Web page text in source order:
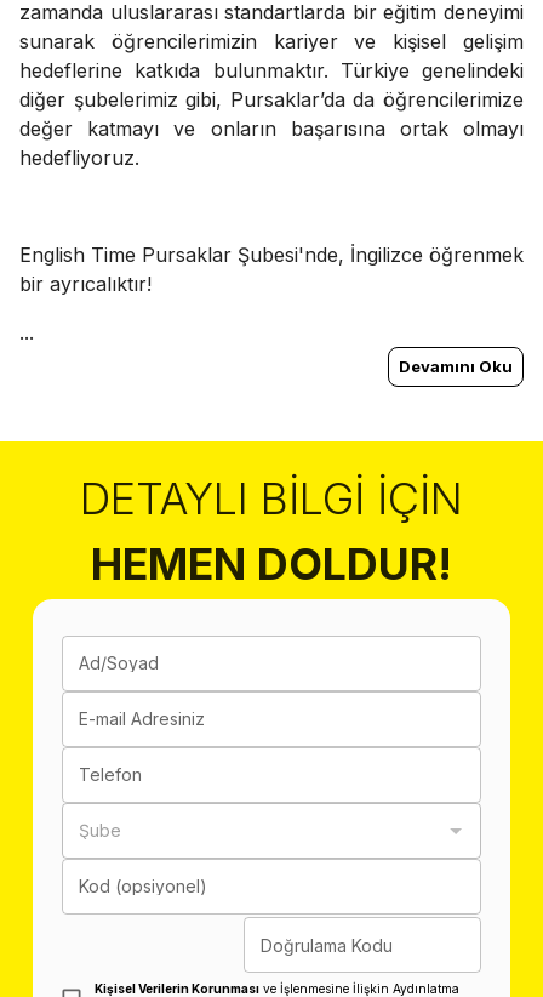
zamanda uluslararası standartlarda bir eğitim deneyimi
sunarak öğrencilerimizin kariyer ve kişisel gelişim
hedeflerine katkıda bulunmaktır. Türkiye genelindeki
diğer şubelerimiz gibi, Pursaklar’da da öğrencilerimize
değer katmayı ve onların başarısına ortak olmayı
hedefliyoruz.
English Time Pursaklar Şubesi'nde, İngilizce öğrenmek
bir ayrıcalıktır!
...
Devamını Oku
DETAYLI BILGI İÇIN
HEMEN DOLDUR!
Ad/Soyad
E-mail Adresiniz
Telefon
Şube
Kod (opsiyonel)
Doğrulama Kodu
Kişisel Verilerin Korunması ve İşlenmesine İlişkin Aydınlatma